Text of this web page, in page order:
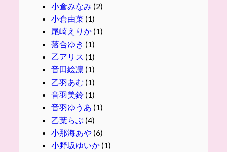
小倉みなみ (2)
小倉由菜(1)
尾崎えりか(1)
落合ゆき (1)
乙アリス (1)
音田絵凛(1)
乙羽あむ (1)
音羽美鈴(1)
音羽ゆうあ (1)
乙葉らぶ (4)
小那海あや(6)
小野坂ゆいか(1)